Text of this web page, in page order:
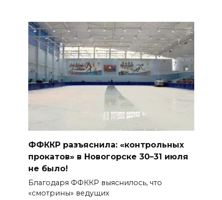
ФФККР разъяснила: «контрольных
прокатов» в Новогорске 30–31 июля
не было!
Благодаря ФФККР выяснилось, что
«смотрины» ведущих